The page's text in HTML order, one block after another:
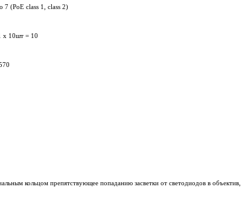
7 (PoE class 1, class 2)
x 10шт = 10
кольцом препятствующее попаданию засветки от светодиодов в объектив,